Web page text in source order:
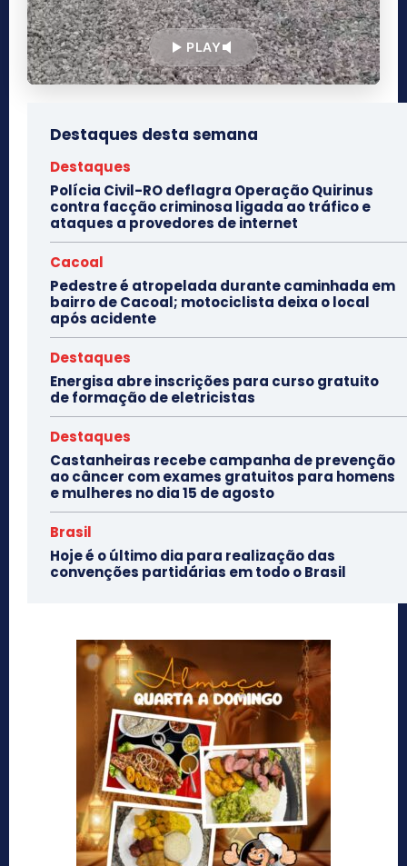
PLAY
Destaques desta semana
Destaques
Polícia Civil-RO deflagra Operação Quirinus
contra facção criminosa ligada ao tráfico e
ataques a provedores de internet
Cacoal
Pedestre é atropelada durante caminhada em
bairro de Cacoal; motociclista deixa o local
após acidente
Destaques
Energisa abre inscrições para curso gratuito
de formação de eletricistas
Destaques
Castanheiras recebe campanha de prevenção
ao câncer com exames gratuitos para homens
e mulheres no dia 15 de agosto
Brasil
Hoje é o último dia para realização das
convenções partidárias em todo o Brasil